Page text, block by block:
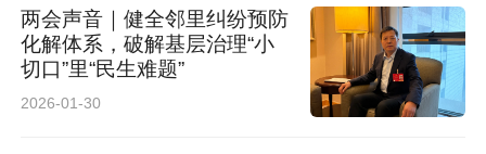
两会声音｜健全邻里纠纷预防
化解体系，破解基层治理“小
切口”里“民生难题”
2026-01-30